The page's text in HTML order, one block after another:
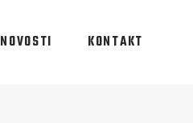
NOVOSTI KONTAKT